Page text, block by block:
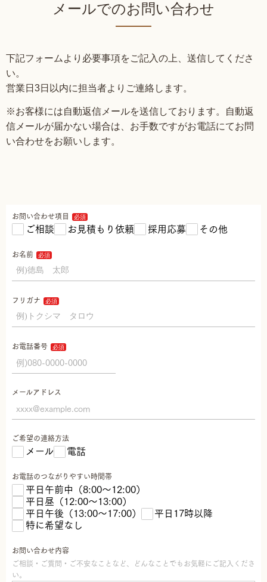
メールでのお問い合わせ
下記フォームより必要事項をご記入の上、送信してくださ
い。
営業日3日以内に担当者よりご連絡します。
※お客様には自動返信メールを送信しております。自動返
信メールが届かない場合は、お手数ですがお電話にてお問
い合わせをお願いします。